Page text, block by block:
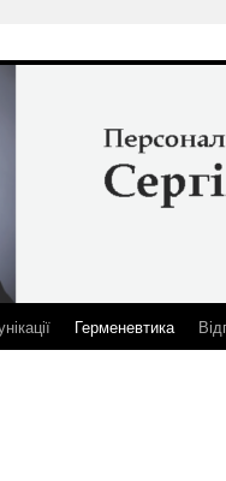
Герменевтика